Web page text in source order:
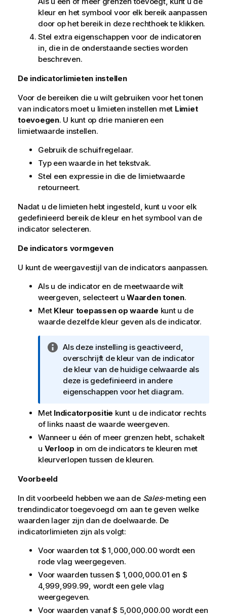
kleur en het symbool voor elk bereik aanpassen
door op het bereik in deze rechthoek te klikken.
Stel extra eigenschappen voor de indicatoren
in, die in de onderstaande secties worden
beschreven.
De indicatorlimieten instellen
Voor de bereiken die u wilt gebruiken voor het tonen
van indicators moet u limieten instellen met Limiet
toevoegen. U kunt op drie manieren een
limietwaarde instellen.
Gebruik de schuifregelaar.
Typ een waarde in het tekstvak.
Stel een expressie in die de limietwaarde
retourneert.
Nadat u de limieten hebt ingesteld, kunt u voor elk
gedefinieerd bereik de kleur en het symbool van de
indicator selecteren.
De indicators vormgeven
U kunt de weergavestijl van de indicators aanpassen.
Als u de indicator en de meetwaarde wilt
weergeven, selecteert u Waarden tonen.
Met Kleur toepassen op waarde kunt u de
waarde dezelfde kleur geven als de indicator.
I
n
f
o
r
a
t
i
e
Als deze instelling is geactiveerd,
overschrijft de kleur van de indicator
de kleur van de huidige celwaarde als
deze is gedefinieerd in andere
eigenschappen voor het diagram.
Met Indicatorpositie kunt u de indicator rechts
of links naast de waarde weergeven.
Wanneer u één of meer grenzen hebt, schakelt
u Verloop in om de indicators te kleuren met
kleurverlopen tussen de kleuren.
Voorbeeld
In dit voorbeeld hebben we aan de Sales-meting een
trendindicator toegevoegd om aan te geven welke
waarden lager zijn dan de doelwaarde. De
indicatorlimieten zijn als volgt:
Voor waarden tot $ 1,000,000.00 wordt een
rode vlag weergegeven.
Voor waarden tussen $ 1,000,000.01 en $
4,999,999.99, wordt een gele vlag
weergegeven.
Voor waarden vanaf $ 5,000,000.00 wordt een